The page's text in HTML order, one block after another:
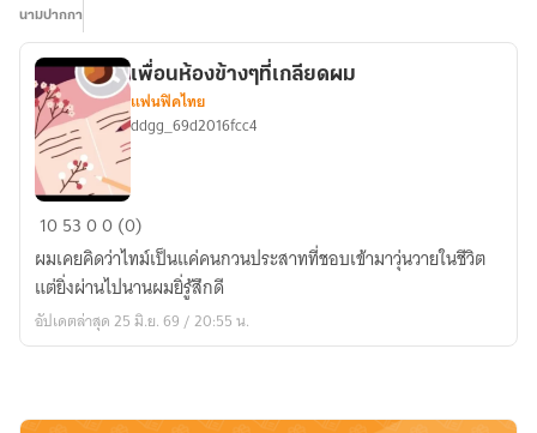
นามปากกา
เพื่อน
ข้างๆ
ที่
เกลียด
เพื่อนห้องข้างๆที่เกลียดผม
แฟนฟิคไทย
ddgg_69d2016fcc4
105300 (0)
ผมเคยคิดว่าไทม์เป็นแค่คนกวนประสาทที่ชอบเข้ามาวุ่นวายในชีวิต
แต่ยิ่งผ่านไปนานผมยิ่รู้สึกดี
อัปเดตล่าสุด 25 มิ.ย. 69 / 20:55 น.